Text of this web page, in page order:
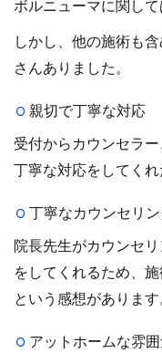
ボルニューマに関し
しかし、他の施術も
さんありました。
親切で丁寧な対応
受付からカウンセラ
丁寧な対応をしてくれ
丁寧なカウンセリ
院長先生がカウンセ
をしてくれるため、
という感想があります
アットホームな雰